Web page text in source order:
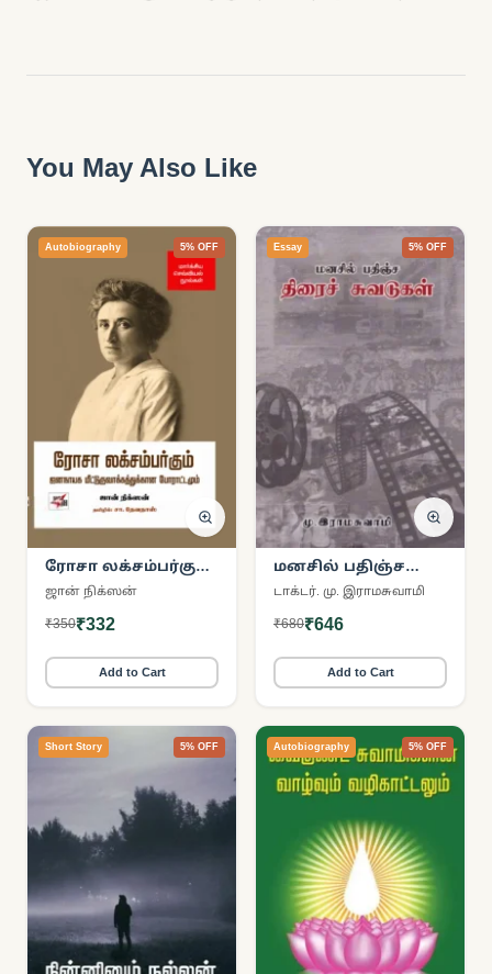
You May Also Like
Autobiography 5% OFF
ரோசா லக்சம்பர்கும்
ஜனநாயக
மீட்டுருவாக்கத்துக்கான
போராட்டமும்
ஜான் நிக்ஸன்
₹350₹332
Add to Cart
Essay 5% OFF
மனசில் பதிஞ்ச
திரைச் சுவடுகள்
டாக்டர். மு. இராமசுவாமி
₹680₹646
Add to Cart
Short Story 5% OFF Autobiography 5% OFF